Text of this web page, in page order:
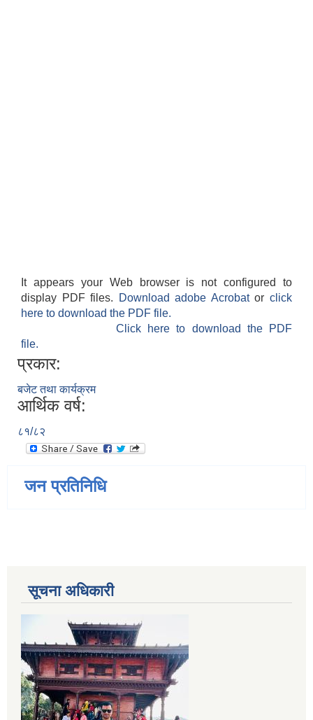
It appears your Web browser is not configured to
display PDF files.
Download adobe Acrobatorclick
here to download the PDF file.
Click here to download the PDF
file.
प्रकार:
बजेट तथा कार्यक्रम
आर्थिक वर्ष:
८१/८२
जन प्रतिनिधि
सूचना अधिकारी